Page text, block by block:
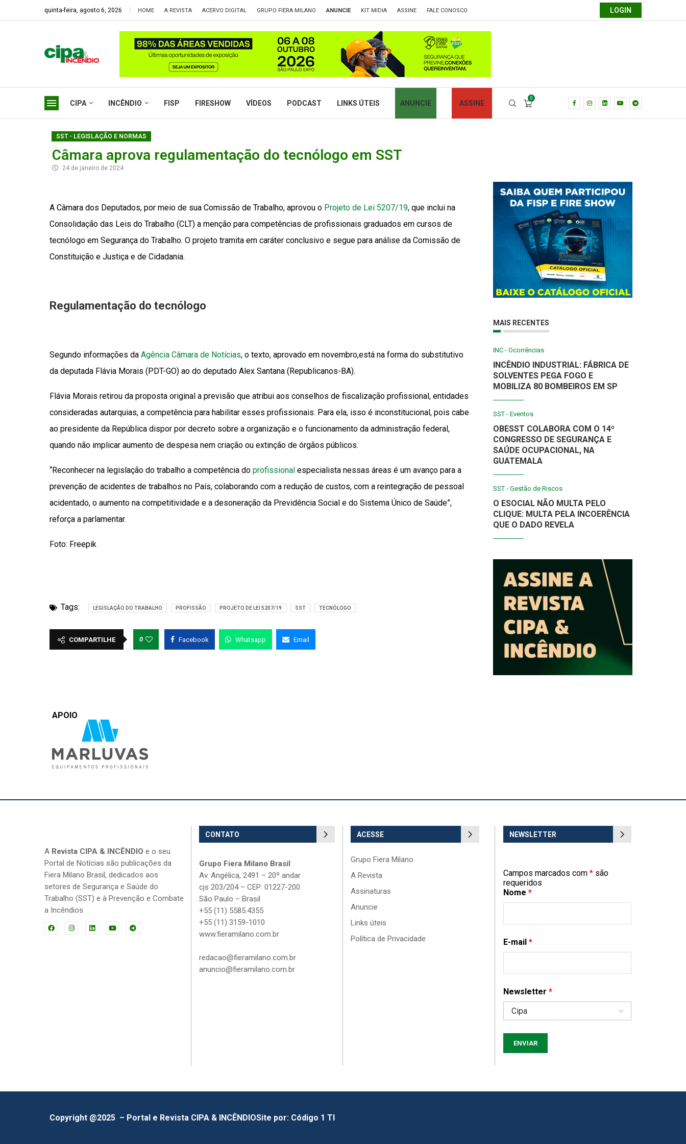
quinta-feira, agosto 6, 2026 HOME A REVISTA ACERVO DIGITAL GRUPO FIERA MILANO ANUNCIE KIT MIDIA ASSINE FALE CONOSCO LOGIN
CIPA INCÊNDIO FISP FIRESHOW VÍDEOS PODCAST LINKS ÚTEIS ANUNCIE ASSINE
0
SST - LEGISLAÇÃO E NORMAS
Câmara aprova regulamentação do tecnólogo em SST
24 de janeiro de 2024
A Câmara dos Deputados, por meio de sua Comissão de Trabalho, aprovou o Projeto de Lei 5207/19, que inclui na
Consolidação das Leis do Trabalho (CLT) a menção para competências de profissionais graduados em cursos de
tecnólogo em Segurança do Trabalho. O projeto tramita em caráter conclusivo e segue para análise da Comissão de
Constituição e Justiça e de Cidadania.
Regulamentação do tecnólogo
Segundo informações da Agência Câmara de Notícias, o texto, aprovado em novembro,está na forma do substitutivo
da deputada Flávia Morais (PDT-GO) ao do deputado Alex Santana (Republicanos-BA).
Flávia Morais retirou da proposta original a previsão que atribui aos conselhos de fiscalização profissional, entidades
consideradas autarquias, a competência para habilitar esses profissionais. Para ela, isso é inconstitucional, pois cabe
ao presidente da República dispor por decreto sobre a organização e o funcionamento da administração federal,
quando não implicar aumento de despesa nem criação ou extinção de órgãos públicos.
“Reconhecer na legislação do trabalho a competência do profissional especialista nessas áreas é um avanço para a
prevenção de acidentes de trabalhos no País, colaborando com a redução de custos, com a reintegração de pessoal
acidentado, o aumento na competitividade e a desoneração da Previdência Social e do Sistema Único de Saúde”,
reforça a parlamentar.
Foto: Freepik
Tags: LEGISLAÇÃO DO TRABALHO PROFISSÃO PROJETO DE LEI 5207/19 SST TECNÓLOGO
COMPARTILHE 0 Facebook Whatsapp Email
MAIS RECENTES
INC - Ocorrências
INCÊNDIO INDUSTRIAL: FÁBRICA DE
SOLVENTES PEGA FOGO E
MOBILIZA 80 BOMBEIROS EM SP
SST - Eventos
OBESST COLABORA COM O 14º
CONGRESSO DE SEGURANÇA E
SAÚDE OCUPACIONAL, NA
GUATEMALA
SST - Gestão de Riscos
O ESOCIAL NÃO MULTA PELO
CLIQUE: MULTA PELA INCOERÊNCIA
QUE O DADO REVELA
APOIO
A Revista CIPA & INCÊNDIO e o seu
Portal de Notícias são publicações da
Fiera Milano Brasil, dedicados aos
setores de Segurança e Saúde do
Trabalho (SST) e à Prevenção e Combate
a Incêndios
CONTATO
Grupo Fiera Milano Brasil
Av. Angélica, 2491 – 20º andar
cjs 203/204 – CEP: 01227-200
São Paulo – Brasil
+55 (11) 5585.4355
+55 (11) 3159-1010
www.fieramilano.com.br
redacao@fieramilano.com.br
anuncio@fieramilano.com.br
ACESSE
Grupo Fiera Milano
A Revista
Assinaturas
Anuncie
Links úteis
Política de Privacidade
NEWSLETTER
Campos marcados com *são
requeridos
Nome *
E-mail *
Newsletter *
Copyright @2025 – Portal e Revista CIPA & INCÊNDIOSite por: Código 1 TI